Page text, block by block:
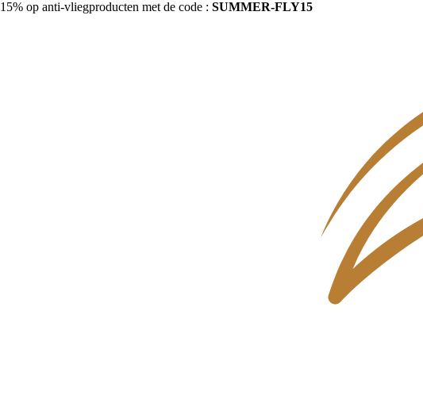
15% op anti-vliegproducten met de code : SUMMER-FLY15